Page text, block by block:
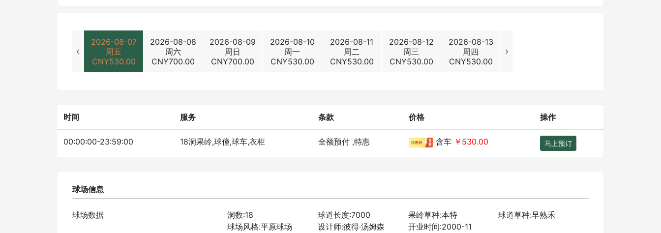
‹
2026-08-07
周五
CNY530.00
2026-08-08
周六
CNY700.00
2026-08-09
周日
CNY700.00
2026-08-10
周一
CNY530.00
2026-08-11
周二
CNY530.00
2026-08-12
周三
CNY530.00
2026-08-13
周四
CNY530.00
›
时间 服务 条款 价格 操作
00:00:00-23:59:00 18洞果岭,球僮,球车,衣柜 全额预付 ,特惠 含车 ￥530.00 马上预订
球场信息
球场数据 洞数:18 球道长度:7000 果岭草种:本特
球道草种:早熟禾
球场风格:平原球场
设计师:彼得·汤姆森 开业时间:2000-11